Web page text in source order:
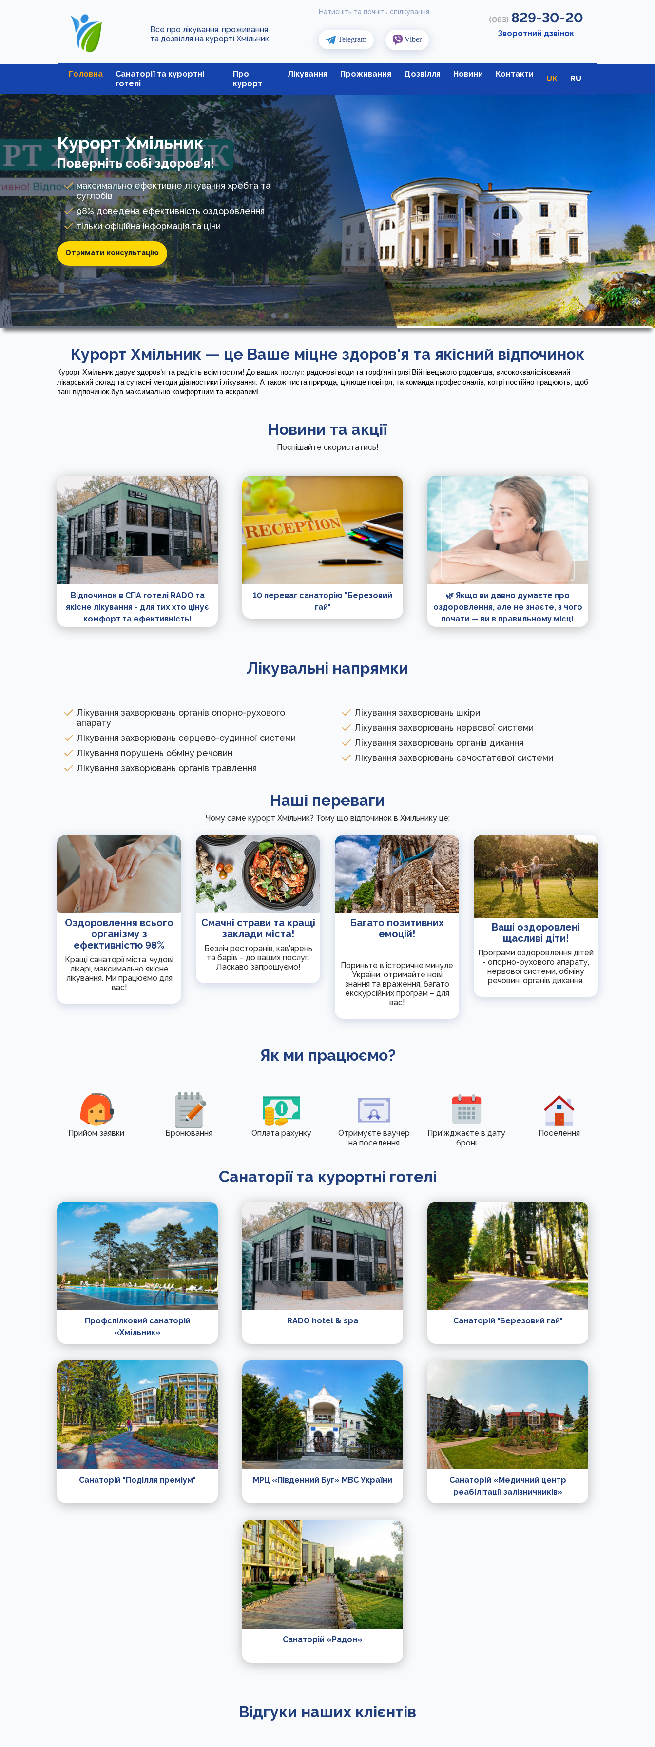
Все про лікування, проживання
та дозвілля на курорті Хмільник
Натисніть та почніть спілкування
Telegram Viber
(063) 829-30-20
Зворотний дзвінок
Головна
Санаторії та курортні
готелі
Про
курорт
Лікування Проживання Дозвілля Новини Контакти
UK RU
Курорт Хмільник
Поверніть собі здоров’я!
максимально ефективне лікування хребта та
суглобів
98% доведена ефективність оздоровлення
тільки офіційна інформація та ціни
Отримати консультацію
Курорт Хмільник — це Ваше міцне здоров'я та якісний відпочинок
Курорт Хмільник дарує здоров’я та радість всім гостям! До ваших послуг: радонові води та торф'яні грязі Війтівецького родовища, висококваліфікований
лікарський склад та сучасні методи діагностики і лікування. А також чиста природа, цілюще повітря, та команда професіоналів, котрі постійно працюють, щоб
ваш відпочинок був максимально комфортним та яскравим!
Новини та акції
Поспішайте скористатись!
Відпочинок в СПА готелі RADO та
якісне лікування - для тих хто цінує
комфорт та ефективність!
10 переваг санаторію "Березовий
гай"
🌿 Якщо ви давно думаєте про
оздоровлення, але не знаєте, з чого
почати — ви в правильному місці.
Лікувальні напрямки
Лікування захворювань органів опорно-рухового
апарату
Лікування захворювань серцево-судинної системи
Лікування порушень обміну речовин
Лікування захворювань органів травлення
Лікування захворювань шкіри
Лікування захворювань нервової системи
Лікування захворювань органів дихання
Лікування захворювань сечостатевої системи
Наші переваги
Чому саме курорт Хмільник? Тому що відпочинок в Хмільнику це:
Оздоровлення всього
організму з
ефективністю 98%
Кращі санаторії міста, чудові
лікарі, максимально якісне
лікування. Ми працюємо для
вас!
Смачні страви та кращі
заклади міста!
Безліч ресторанів, кав’ярень
та барів – до ваших послуг.
Ласкаво запрошуємо!
Багато позитивних
емоцій!
Пориньте в історичне минуле
України, отримайте нові
знання та враження, багато
екскурсійних програм – для
вас!
Ваші оздоровлені
щасливі діти!
Програми оздоровлення дітей
- опорно-рухового апарату,
нервової системи, обміну
речовин, органів дихання.
Як ми працюємо?
Прийом заявки Бронювання Оплата рахунку
Отримуєте ваучер
на поселення
Приїжджаєте в дату
броні
Поселення
Санаторії та курортні готелі
Профспілковий санаторій
«Хмільник»
RADO hotel & spa Санаторій "Березовий гай"
Санаторій "Поділля преміум" МРЦ «Південний Буг» МВС України
Санаторій «Медичний центр
реабілітації залізничників»
Санаторій «Радон»
Відгуки наших клієнтів